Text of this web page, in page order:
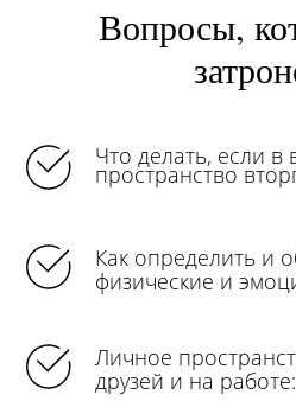
Вопросы,
Что делать, если
пространство
Как определить и
физические и
Личное
друзей и на